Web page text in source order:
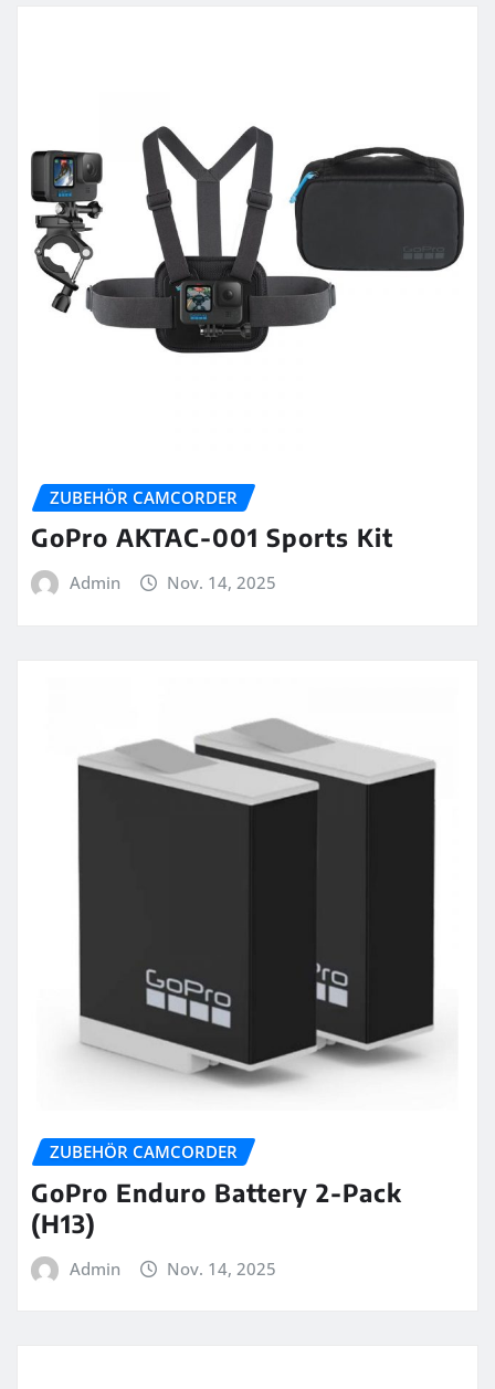
ZUBEHÖR CAMCORDER
GoPro AKTAC-001 Sports Kit
Admin Nov. 14, 2025
ZUBEHÖR CAMCORDER
GoPro Enduro Battery 2-Pack
(H13)
Admin Nov. 14, 2025